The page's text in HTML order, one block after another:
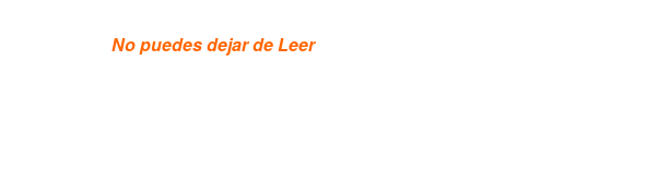
No puedes dejar de Leer